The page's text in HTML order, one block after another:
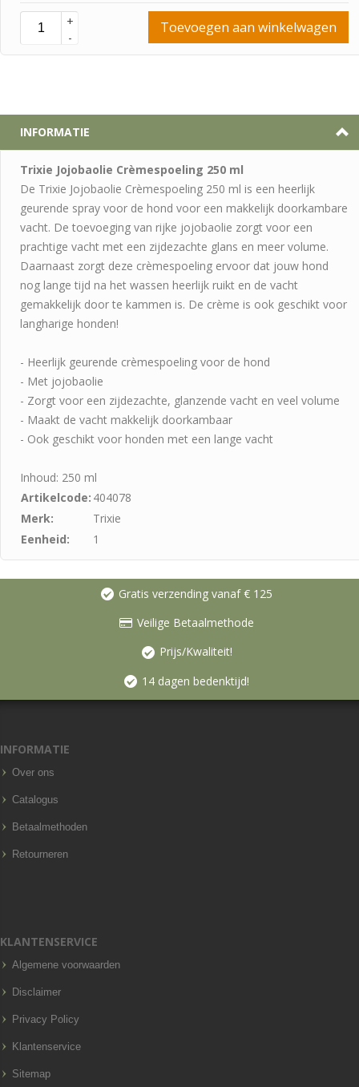
+
-
Toevoegen aan winkelwagen
INFORMATIE
Trixie Jojobaolie Crèmespoeling 250 ml
De Trixie Jojobaolie Crèmespoeling 250 ml is een heerlijk
geurende spray voor de hond voor een makkelijk doorkambare
vacht. De toevoeging van rijke jojobaolie zorgt voor een
prachtige vacht met een zijdezachte glans en meer volume.
Daarnaast zorgt deze crèmespoeling ervoor dat jouw hond
nog lange tijd na het wassen heerlijk ruikt en de vacht
gemakkelijk door te kammen is. De crème is ook geschikt voor
langharige honden!
- Heerlijk geurende crèmespoeling voor de hond
- Met jojobaolie
- Zorgt voor een zijdezachte, glanzende vacht en veel volume
- Maakt de vacht makkelijk doorkambaar
- Ook geschikt voor honden met een lange vacht
Inhoud: 250 ml
Artikelcode: 404078
Merk:
Trixie
Eenheid:
1
Gratis verzending vanaf € 125
Veilige Betaalmethode
Prijs/Kwaliteit!
14 dagen bedenktijd!
INFORMATIE
Over ons
Catalogus
Betaalmethoden
Retourneren
KLANTENSERVICE
Algemene voorwaarden
Disclaimer
Privacy Policy
Klantenservice
Sitemap